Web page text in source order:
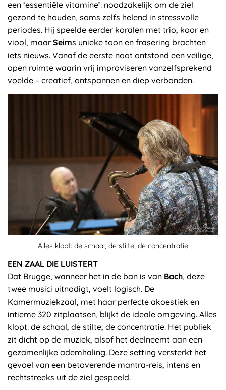
een ‘essentiële vitamine’: noodzakelijk om de ziel
gezond te houden, soms zelfs helend in stressvolle
periodes. Hij speelde eerder koralen met trio, koor en
viool, maar Seims unieke toon en frasering brachten
iets nieuws. Vanaf de eerste noot ontstond een veilige,
open ruimte waarin vrij improviseren vanzelfsprekend
voelde – creatief, ontspannen en diep verbonden.
Alles klopt: de schaal, de stilte, de concentratie
EEN ZAAL DIE LUISTERT
Dat Brugge, wanneer het in de ban is van Bach, deze
twee musici uitnodigt, voelt logisch. De
Kamermuziekzaal, met haar perfecte akoestiek en
intieme 320 zitplaatsen, blijkt de ideale omgeving. Alles
klopt: de schaal, de stilte, de concentratie. Het publiek
zit dicht op de muziek, alsof het deelneemt aan een
gezamenlijke ademhaling. Deze setting versterkt het
gevoel van een betoverende mantra-reis, intens en
rechtstreeks uit de ziel gespeeld.